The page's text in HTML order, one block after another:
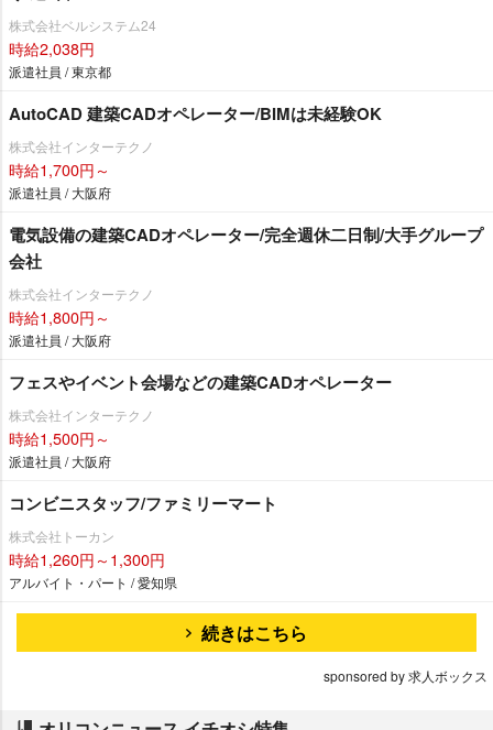
株式会社ベルシステム24
時給2,038円
派遣社員 / 東京都
AutoCAD 建築CADオペレーター/BIMは未経験OK
株式会社インターテクノ
時給1,700円～
派遣社員 / 大阪府
電気設備の建築CADオペレーター/完全週休二日制/大手グループ
会社
株式会社インターテクノ
時給1,800円～
派遣社員 / 大阪府
フェスやイベント会場などの建築CADオペレーター
株式会社インターテクノ
時給1,500円～
派遣社員 / 大阪府
コンビニスタッフ/ファミリーマート
株式会社トーカン
時給1,260円～1,300円
アルバイト・パート / 愛知県
続きはこちら
sponsored by 求人ボックス